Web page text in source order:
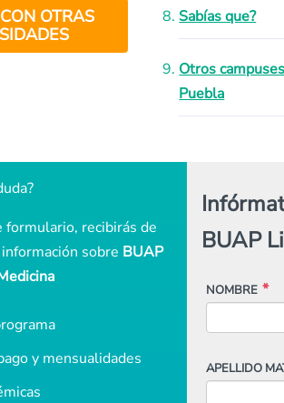
OTRAS
Sabías que?
Otros
Puebla
formulario, recibirás de
sobre BUAP
y mensualidades
BUAP
NOMBRE
APELLIDO